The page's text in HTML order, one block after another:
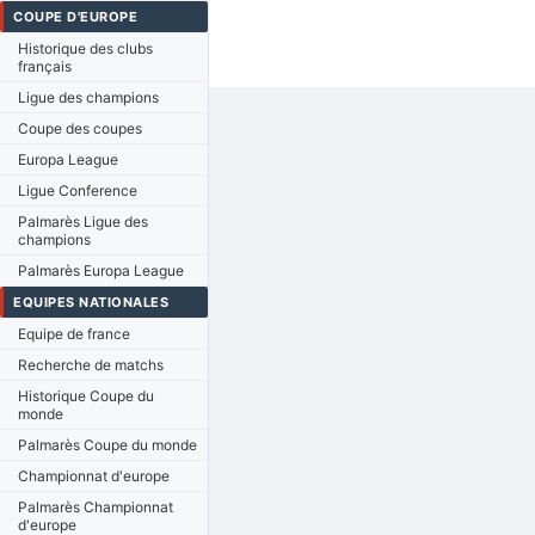
COUPE D'EUROPE
Historique des clubs
français
Ligue des champions
Coupe des coupes
Europa League
Ligue Conference
Palmarès Ligue des
champions
Palmarès Europa League
EQUIPES NATIONALES
Equipe de france
Recherche de matchs
Historique Coupe du
monde
Palmarès Coupe du monde
Championnat d'europe
Palmarès Championnat
d'europe